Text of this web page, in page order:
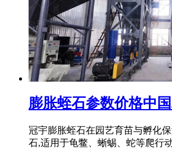
膨胀蛭石参数价格中
冠宇膨胀蛭石在园艺育苗与孵化
石,适用于龟鳖、蜥蜴、蛇等爬行